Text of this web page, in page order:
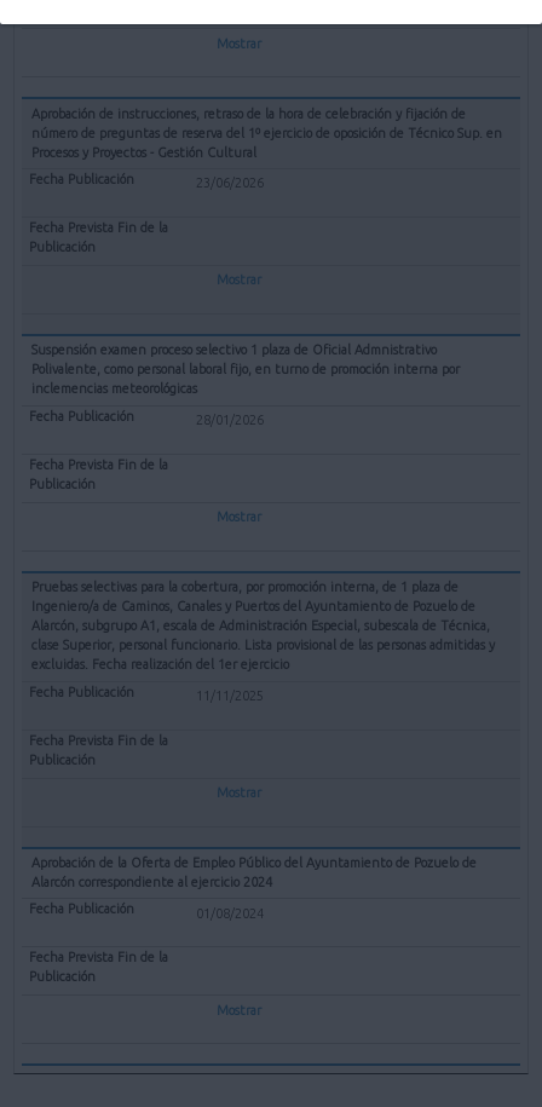
Mostrar
Aprobación de instrucciones, retraso de la hora de celebración y fijación de
número de preguntas de reserva del 1º ejercicio de oposición de Técnico Sup. en
Procesos y Proyectos - Gestión Cultural
23/06/2026
Mostrar
Suspensión examen proceso selectivo 1 plaza de Oficial Admnistrativo
Polivalente, como personal laboral fijo, en turno de promoción interna por
inclemencias meteorológicas
28/01/2026
Mostrar
Pruebas selectivas para la cobertura, por promoción interna, de 1 plaza de
Ingeniero/a de Caminos, Canales y Puertos del Ayuntamiento de Pozuelo de
Alarcón, subgrupo A1, escala de Administración Especial, subescala de Técnica,
clase Superior, personal funcionario. Lista provisional de las personas admitidas y
excluidas. Fecha realización del 1er ejercicio
11/11/2025
Mostrar
Aprobación de la Oferta de Empleo Público del Ayuntamiento de Pozuelo de
Alarcón correspondiente al ejercicio 2024
01/08/2024
Mostrar